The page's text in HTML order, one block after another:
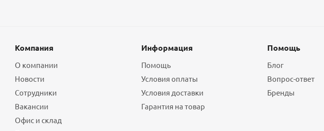
Компания
О компании
Новости
Сотрудники
Вакансии
Офис и склад
Информация
Помощь
Условия оплаты
Условия доставки
Гарантия на товар
Помощь
Блог
Вопрос-ответ
Бренды